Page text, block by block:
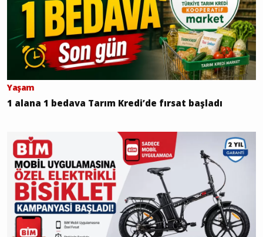
Yaşam
1 alana 1 bedava Tarım Kredi’de fırsat başladı